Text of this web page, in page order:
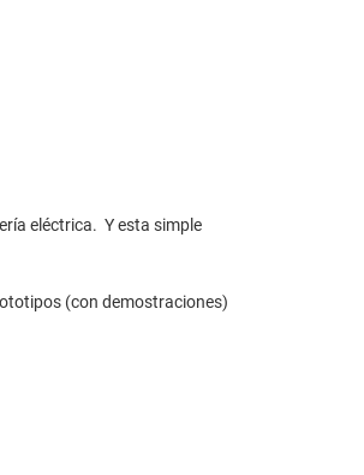
eléctrica. Y esta simple
(con demostraciones)